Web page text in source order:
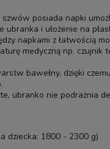
posiada napki
ubranka i ułożenie na
napkami z łatwością
medyczną np. czujnik
bawełny, dzięki
ubranko nie podrażnia
dziecka: 1800 - 2300 g)